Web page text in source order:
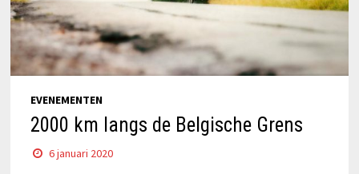
EVENEMENTEN
2000 km langs de Belgische Grens
6 januari 2020